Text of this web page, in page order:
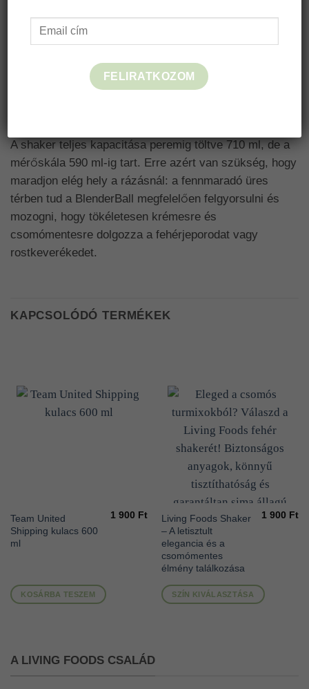
hagyományos, olcsóbb kemény műanyagok.
Kifejezetten aktív életmódhoz terveztük, így az
leejtést is jól visel anélkül, hogy megrepedne.
A shaker teljes kapacitása peremig töltve 710 ml, de a
mérőskála 590 ml-ig tart. Erre azért van szükség, hogy
maradjon elég hely a rázásnál: a fennmaradó üres
térben tud a BlenderBall megfelelően felgyorsulni és
mozogni, hogy tökéletesen krémesre és
csomómentesre dolgozza a fehérjeporodat vagy
rostkeverékedet.
KAPCSOLÓDÓ TERMÉKEK
Team United
Shipping kulacs 600
ml
1 900 Ft
KOSÁRBA TESZEM
Living Foods Shaker
– A letisztult
elegancia és a
csomómentes
élmény találkozása
1 900 Ft
SZÍN KIVÁLASZTÁSA
Ennek
a
terméknek
több
van.
A LIVING FOODS CSALÁD
FELIRATKOZOM